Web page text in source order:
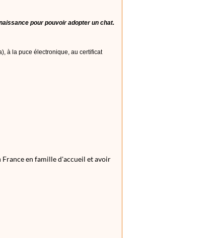
pour pouvoir adopter un chat.
à la puce électronique, au certificat
France en famille d'accueil et avoir